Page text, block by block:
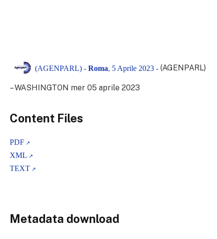
(AGENPARL) - Roma, 5 Aprile 2023 - (AGENPARL)
– WASHINGTON mer 05 aprile 2023
Content Files
PDF
XML
TEXT
Metadata download